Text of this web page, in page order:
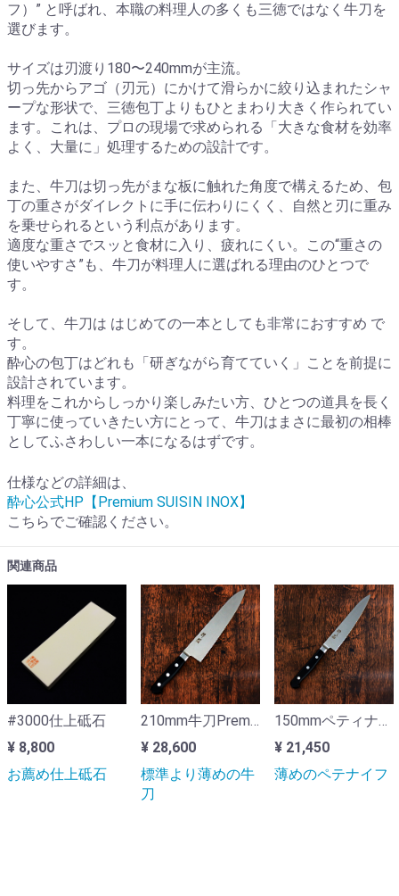
フ）” と呼ばれ、本職の料理人の多くも三徳ではなく牛刀を
選びます。
サイズは刃渡り180〜240mmが主流。
切っ先からアゴ（刃元）にかけて滑らかに絞り込まれたシャ
ープな形状で、三徳包丁よりもひとまわり大きく作られてい
ます。これは、プロの現場で求められる「大きな食材を効率
よく、大量に」処理するための設計です。
また、牛刀は切っ先がまな板に触れた角度で構えるため、包
丁の重さがダイレクトに手に伝わりにくく、自然と刃に重み
を乗せられるという利点があります。
適度な重さでスッと食材に入り、疲れにくい。この“重さの
使いやすさ”も、牛刀が料理人に選ばれる理由のひとつで
す。
そして、牛刀は はじめての一本としても非常におすすめ で
す。
酔心の包丁はどれも「研ぎながら育てていく」ことを前提に
設計されています。
料理をこれからしっかり楽しみたい方、ひとつの道具を長く
丁寧に使っていきたい方にとって、牛刀はまさに最初の相棒
としてふさわしい一本になるはずです。
仕様などの詳細は、
酔心公式HP【Premium SUISIN INOX】
こちらでご確認ください。
関連商品
#3000仕上砥石
¥ 8,800
お薦め仕上砥石
210mm牛刀Premium-INOX
¥ 28,600
標準より薄めの牛
刀
150mmペティナイフPremium-INOX
¥ 21,450
薄めのペテナイフ